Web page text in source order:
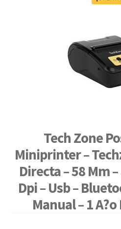
Tech Zone
Miniprinter –
Directa – 58 Mm
Dpi – Usb –
Manual – 1